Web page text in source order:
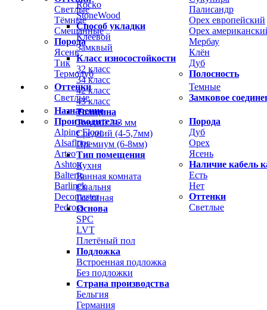
Светлые
Тёмные
Смешанные
Порода
Ясень
Тик
Термодуб
Палисандр
Орех европейский
Орех
Мербау
Клён
Дуб
Полосность
Оттенки
Светлые
Темные
Замковое
Назначение
Производитель
Alpine Floor
Alsafloor
Arteo
Ashton
Balterio
Barlinek
Decomaster
Pedross
Порода
Дуб
Орех
Ясень
Наличие кабель
Есть
Нет
Оттенки
Светлые
Rocko
StoneWood
Способ укладки
Клеевой
Замквый
Класс износостойкости
32 класс
34 класс
42 класс
43 класс
Толщина
Тонкий 2-3 мм
Средний (4-5,7мм)
Премиум (6-8мм)
Тип помещения
Кухня
Ванная комната
Спальня
Гостиная
Основа
SPC
LVT
Плетёный пол
Подложка
Встроенная подложка
Без подложки
Страна производства
Бельгия
Германия